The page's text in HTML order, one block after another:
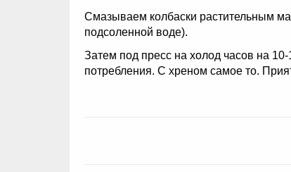
Смазываем колбаски растительным
подсоленной воде).
Затем под пресс на холод часов на
потребления. С хреном самое то.